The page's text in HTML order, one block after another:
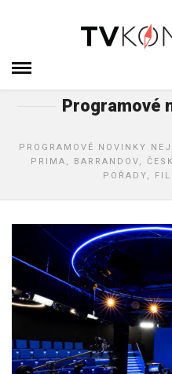
Programové
PROGRAMOVÉ NOVINKY
PRIMA, BARRANDOV,
POŘADY,